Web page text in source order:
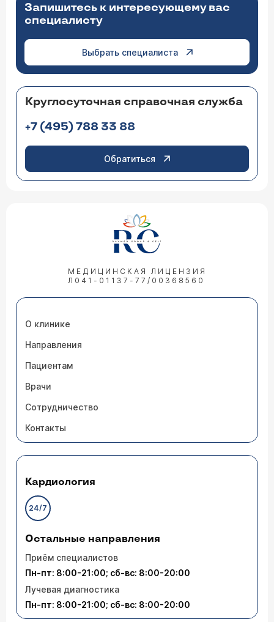
Запишитесь к интересующему вас
специалисту
Выбрать специалиста
Круглосуточная справочная служба
+7 (495) 788 33 88
Обратиться
МЕДИЦИНСКАЯ ЛИЦЕНЗИЯ
Л041-01137-77/00368560
О клинике
Направления
Пациентам
Врачи
Сотрудничество
Контакты
Кардиология
24/7
Остальные направления
Приём специалистов
Пн-пт: 8:00-21:00; сб-вс: 8:00-20:00
Лучевая диагностика
Пн-пт: 8:00-21:00; сб-вс: 8:00-20:00